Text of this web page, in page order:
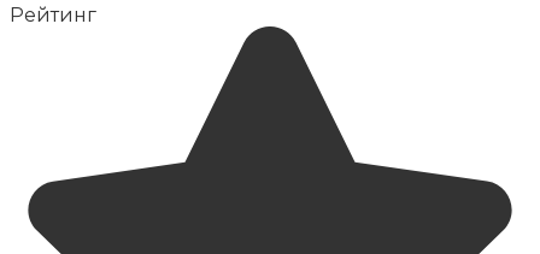
Рейтинг